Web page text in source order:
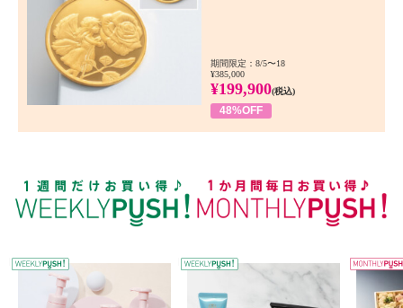
期間限定：8/5〜18
¥385,000
¥199,900(税込)
48%OFF
WEEKLY PUSH